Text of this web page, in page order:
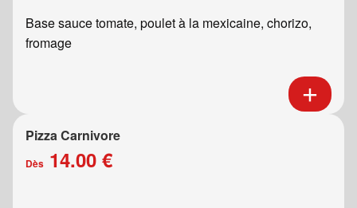
Base sauce tomate, poulet à la mexicaine, chorizo,
fromage
Pizza Carnivore
Dès 14.00 €